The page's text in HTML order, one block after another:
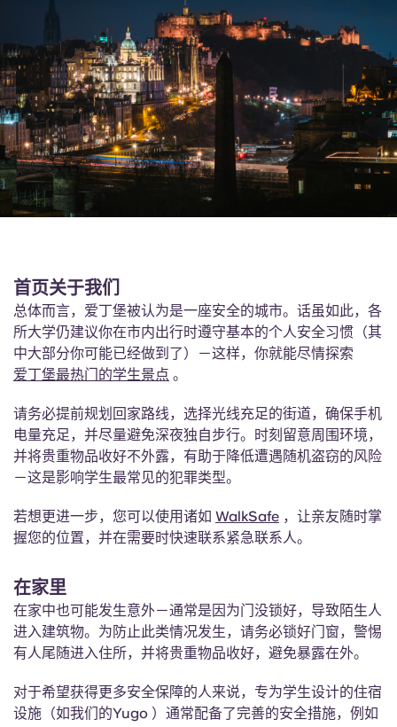
首页关于我们
总体而言，爱丁堡被认为是一座安全的城市。话虽如此，各
所大学仍建议你在市内出行时遵守基本的个人安全习惯（其
中大部分你可能已经做到了）－这样，你就能尽情探索
爱丁堡最热门的学生景点 。
请务必提前规划回家路线，选择光线充足的街道，确保手机
电量充足，并尽量避免深夜独自步行。时刻留意周围环境，
并将贵重物品收好不外露，有助于降低遭遇随机盗窃的风险
－这是影响学生最常见的犯罪类型。
若想更进一步，您可以使用诸如 WalkSafe ，让亲友随时掌
握您的位置，并在需要时快速联系紧急联系人。
在家里
在家中也可能发生意外－通常是因为门没锁好，导致陌生人
进入建筑物。为防止此类情况发生，请务必锁好门窗，警惕
有人尾随进入住所，并将贵重物品收好，避免暴露在外。
对于希望获得更多安全保障的人来说，专为学生设计的住宿
设施（如我们的Yugo ）通常配备了完善的安全措施，例如